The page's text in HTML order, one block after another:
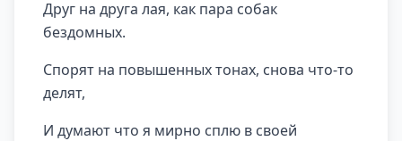
Друг на друга лая, как пара собак
бездомных.
Спорят на повышенных тонах, снова что-то
делят,
И думают что я мирно сплю в своей